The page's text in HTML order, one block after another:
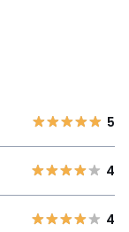
5
4
4